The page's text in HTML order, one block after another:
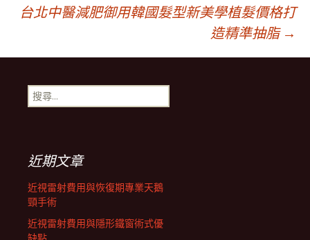
章
導
航
列
台北中醫減肥御用韓國髮型新美學植髮價格打
造精準抽脂 →
搜
尋
近期文章
近視雷射費用與恢復期專業天鵝
頸手術
近視雷射費用與隱形鐵窗術式優